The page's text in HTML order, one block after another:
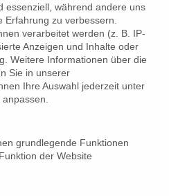
dem Titelblatt des
hat das DOX-Magazin unserer
essenziell, während andere uns
zu verbessern.
verarbeitet werden (z. B. IP-
Anzeigen und Inhalte oder
Weitere Informationen über die
Sie in unserer
Ihre Auswahl jederzeit unter
grundlegende Funktionen
der Website